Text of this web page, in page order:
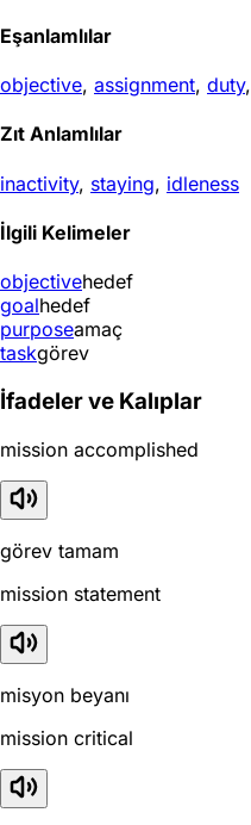
Eşanlamlılar
objective, assignment, duty,
Zıt Anlamlılar
inactivity, staying, idleness
İlgili Kelimeler
objectivehedef
goalhedef
purposeamaç
taskgörev
İfadeler ve Kalıplar
mission accomplished
görev tamam
mission statement
misyon beyanı
mission critical